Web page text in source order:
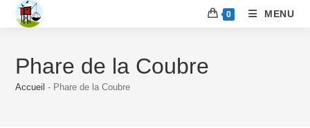
0 MENU
Phare de la Coubre
Accueil - Phare de la Coubre